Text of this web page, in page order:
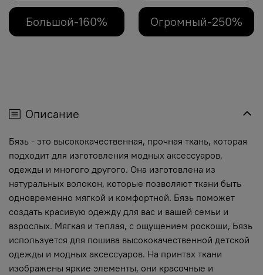
Большой-160% Огромный-250%
Описание
Бязь - это высококачественная, прочная ткань, которая
подходит для изготовления модных аксессуаров,
одежды и многого другого. Она изготовлена из
натуральных волокон, которые позволяют ткани быть
одновременно мягкой и комфортной. Бязь поможет
создать красивую одежду для вас и вашей семьи и
взрослых. Мягкая и теплая, с ощущением роскоши, Бязь
используется для пошива высококачественной детской
одежды и модных аксессуаров. На принтах ткани
изображены яркие элементы, они красочные и